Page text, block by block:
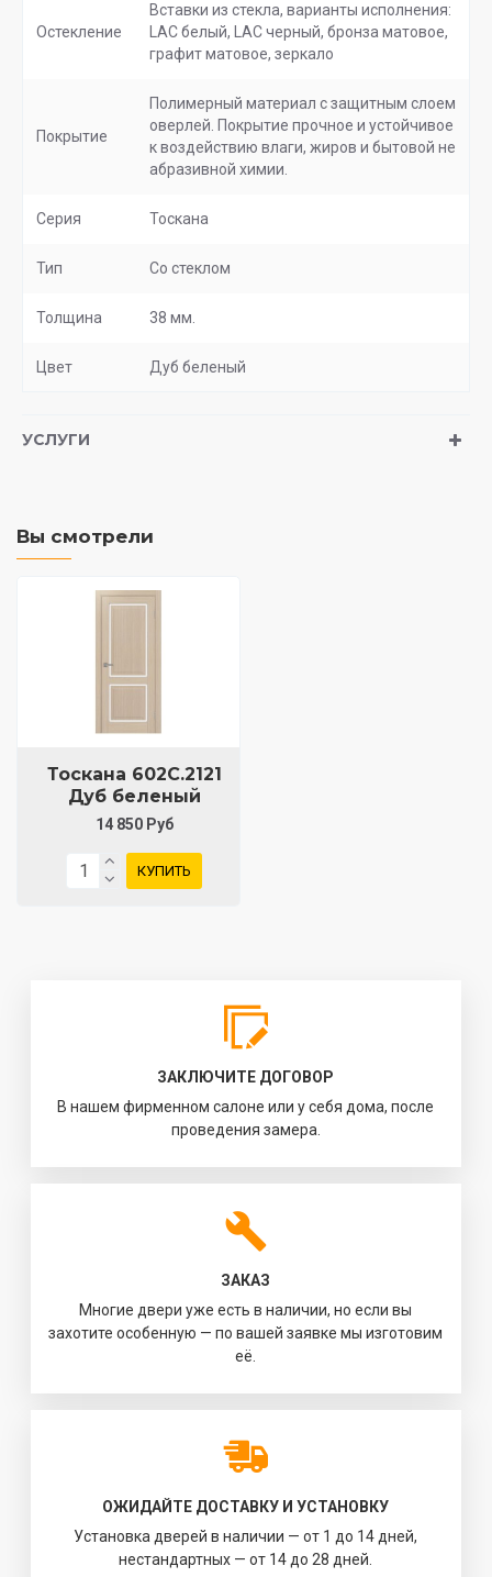
Остекление
Вставки из стекла, варианты исполнения:
LAC белый, LAC черный, бронза матовое,
графит матовое, зеркало
Покрытие
Полимерный материал с защитным слоем
оверлей. Покрытие прочное и устойчивое
к воздействию влаги, жиров и бытовой не
абразивной химии.
Серия Тоскана
Тип Со стеклом
Толщина 38 мм.
Цвет Дуб беленый
УСЛУГИ
Вы смотрели
Тоскана 602С.2121
Дуб беленый
14 850 Руб
КУПИТЬ
ЗАКЛЮЧИТЕ ДОГОВОР
В нашем фирменном салоне или у себя дома, после
проведения замера.
ЗАКАЗ
Многие двери уже есть в наличии, но если вы
захотите особенную — по вашей заявке мы изготовим
её.
ОЖИДАЙТЕ ДОСТАВКУ И УСТАНОВКУ
Установка дверей в наличии — от 1 до 14 дней,
нестандартных — от 14 до 28 дней.